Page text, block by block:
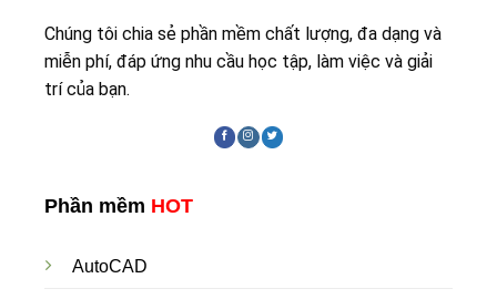
Chúng tôi chia sẻ phần mềm chất lượng, đa dạng và
miễn phí, đáp ứng nhu cầu học tập, làm việc và giải
trí của bạn.
Phần mềm HOT
AutoCAD